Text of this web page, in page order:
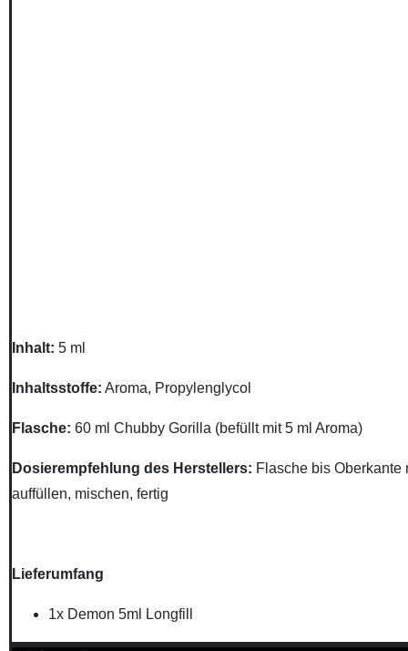
Inhalt: 5 ml
Inhaltsstoffe: Aroma, Propylenglycol
Flasche: 60 ml Chubby Gorilla (befüllt mit 5 ml Aroma)
Dosierempfehlung des Herstellers: Flasche bis Oberkante
auffüllen, mischen, fertig
Lieferumfang
1x Demon 5ml Longfill